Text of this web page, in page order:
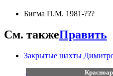
Бигма П.М. 1981-???
См. такжеПравить
Закрытые шахты